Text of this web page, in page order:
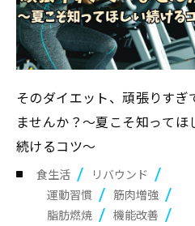
そのダイエット、頑張りすぎ
ませんか？～夏こそ知ってほ
続けるコツ～
食生活
リバウンド
運動習慣
筋肉増強
脂肪燃焼
機能改善